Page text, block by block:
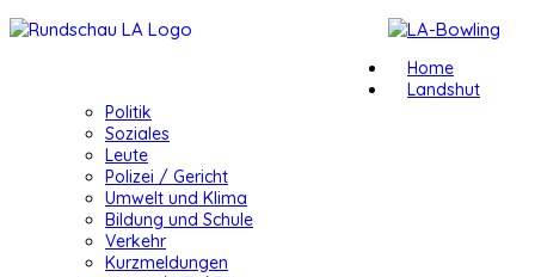
Home
Landshut
Politik
Soziales
Leute
Polizei / Gericht
Umwelt und Klima
Bildung und Schule
Verkehr
Kurzmeldungen